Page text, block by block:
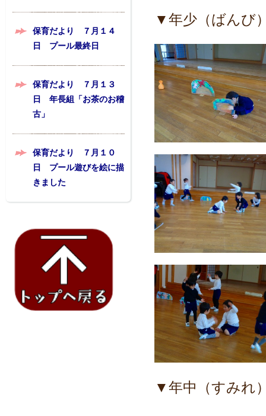
保育だより ７月１４
日 プール最終日
保育だより ７月１３
日 年長組「お茶のお稽
古」
保育だより ７月１０
日 プール遊びを絵に描
きました
▼年少（ばんび
▼年中（すみれ